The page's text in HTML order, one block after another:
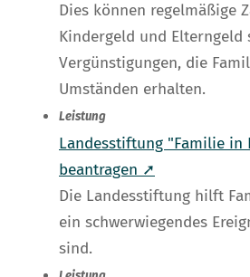
Dies können regelmäßige
Kindergeld und Elterngeld
Vergünstigungen, die
Umständen erhalten.
Leistung
Landesstiftung "Familie in
beantragen ➚
Die Landesstiftung hilft
ein schwerwiegendes
sind.